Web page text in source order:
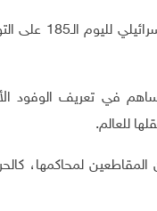
وفي السياق، يواصل المعتقلون
في تعريف الوفود
للعالم.
لمحاكمها،